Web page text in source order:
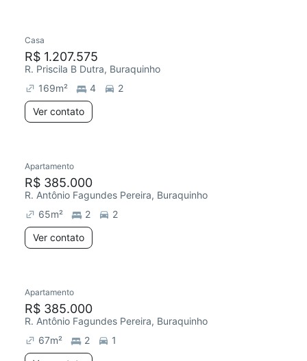
Casa
R$ 1.207.575
R. Priscila B Dutra, Buraquinho
169m² 4
2
Ver contato
Apartamento
R$ 385.000
R. Antônio Fagundes Pereira, Buraquinho
65m² 2
2
Ver contato
Apartamento
R$ 385.000
R. Antônio Fagundes Pereira, Buraquinho
67m² 2
1